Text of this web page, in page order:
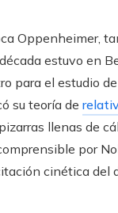
Oppenheimer,
estuvo en
para el estudio
su teoría de
llenas de
por
cinética del